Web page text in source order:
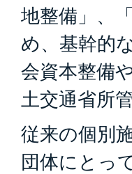
地整備」、
め、基幹的
会資本整備
土交通省所
従来の個別
団体にとっ